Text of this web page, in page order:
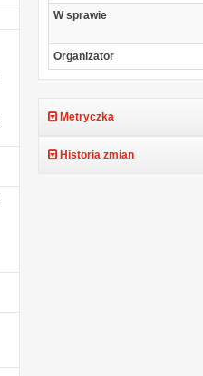
W sprawie
Organizator
Metryczka
Historia zmian